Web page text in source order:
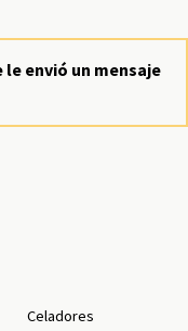
envió un mensaje
Celadores